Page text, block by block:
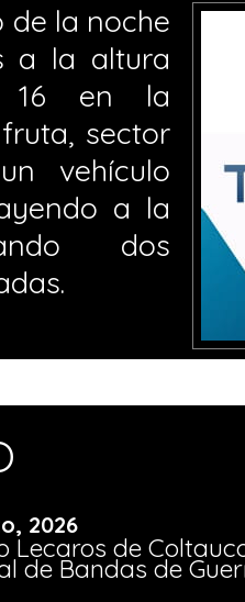
de la noche
a la altura
16 en la
sector
vehículo
a la
dos
2026
Lecaros de
de Bandas de